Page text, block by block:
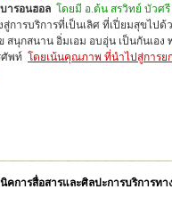
ารอนฮอล โดยมี อ.ต้น สรวิทย์ บัวศรี
สู่การบริการที่เป็นเลิศ ที่เปี่ยมสุขไปด้
สนุกสนาน อิ่มเอม อบอุ่น เป็นกันเอง
ศัพท์ โดยเน้นคุณภาพ ที่นำไปสู่การย
การสื่อสารและศิลปะการบริการท